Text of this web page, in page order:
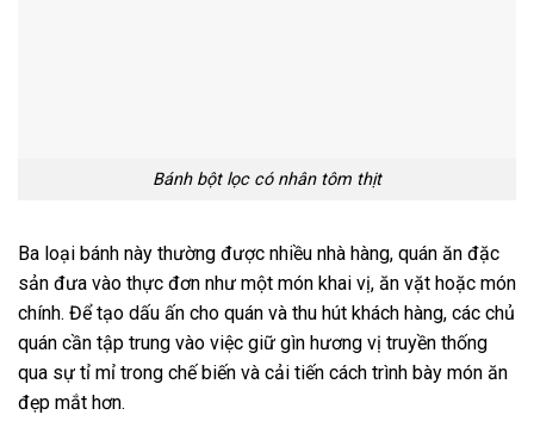
Bánh bột lọc có nhân tôm thịt
Ba loại bánh này thường được nhiều nhà hàng, quán ăn đặc
sản đưa vào thực đơn như một món khai vị, ăn vặt hoặc món
chính. Để tạo dấu ấn cho quán và thu hút khách hàng, các chủ
quán cần tập trung vào việc giữ gìn hương vị truyền thống
qua sự tỉ mỉ trong chế biến và cải tiến cách trình bày món ăn
đẹp mắt hơn.